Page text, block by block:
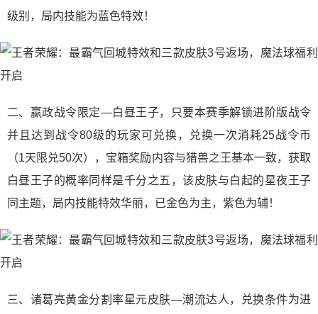
级别，局内技能为蓝色特效！
二、嬴政战令限定—白昼王子，只要本赛季解锁进阶版战令
并且达到战令80级的玩家可兑换，兑换一次消耗25战令币
（1天限兑50次），宝箱奖励内容与猎兽之王基本一致，获取
白昼王子的概率同样是千分之五，该皮肤与白起的星夜王子
同主题，局内技能特效华丽，已金色为主，紫色为辅！
三、诸葛亮黄金分割率星元皮肤—潮流达人，兑换条件为进